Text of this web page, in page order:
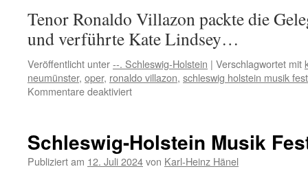
Tenor Ronaldo Villazon packte die
und verführte Kate Lindsey…
Veröffentlicht unter--. Schleswig-Holstein | Verschlagwortet mit
neumünster, oper, ronaldo villazon, schleswig holstein musik
Kommentare deaktiviertfür
des
SHMF
Schleswig-Holstein Musik
Publiziert am 12. Juli 2024von Karl-Heinz Hänel